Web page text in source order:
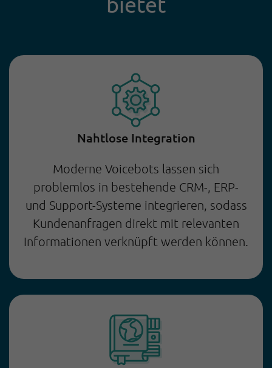
Nahtlose Integration
Moderne Voicebots lassen sich
problemlos in bestehende CRM-, ERP-
und Support-Systeme integrieren, sodass
Kundenanfragen direkt mit relevanten
Informationen verknüpft werden können.